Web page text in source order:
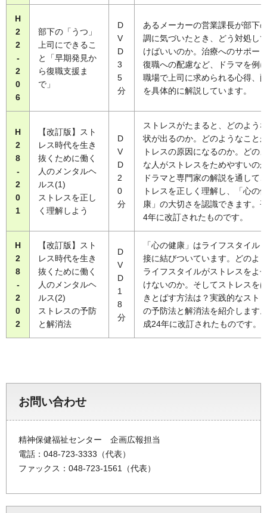
H
2
2
-
2
0
6
部下の「うつ」
上司にできるこ
と「早期発見か
ら復職支援ま
で」
D
V
D
3
5
分
あるメーカーの営業課長が部下
調に気づいたとき、どう対処し
けばいいのか。治療へのサポー
復職への配慮など、ドラマを例
職場で上司に求められる心得、
を具体的に解説しています。
H
2
8
-
2
0
1
【改訂版】スト
レス時代を生き
抜くために働く
人のメンタルヘ
ルス(1)
ストレスを正し
く理解しよう
D
V
D
2
0
分
ストレスがたまると、どのよう
状が出るのか。どのようなこと
トレスの原因になるのか。どの
な人がストレスをためやすいの
ドラマと専門家の解説を通して
トレスを正しく理解し、「心の
康」の大切さを認識できます。
4年に改訂されたものです。
H
2
8
-
2
0
2
【改訂版】スト
レス時代を生き
抜くために働く
人のメンタルヘ
ルス(2)
ストレスの予防
と解消法
D
V
D
1
8
分
「心の健康」はライフスタイル
接に結びついています。どのよ
ライフスタイルがストレスをよ
けないのか。そしてストレスを
きとばす方法は？実践的なスト
の予防法と解消法を紹介します
成24年に改訂されたものです。
お問い合わせ
精神保健福祉センター 企画広報担当
電話：048-723-3333（代表）
ファックス：048-723-1561（代表）